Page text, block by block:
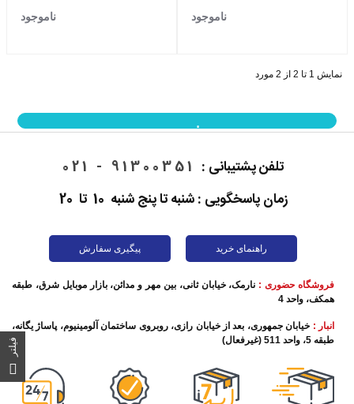
ناموجود ناموجود
نمایش 1 تا 2 از 2 مورد
نمایش بیشتر
تلفن پشتیبانی : 91300351 - 021
زمان پاسخگویی : شنبه تا پنج شنبه 10 تا 20
راهنمای خرید پیگیری سفارش
فروشگاه حضوری : نارمک، خیابان ثانی، بین مهر و مدائن، بازار موبایل شرق، طبقه
همکف، واحد 4
انبار : خیابان جمهوری، بعد از خیابان رازی، روبروی ساختمان آلومینیوم، پاساژ یگانه،
طبقه 5، واحد 511 (غیرفعال)
فیلتر